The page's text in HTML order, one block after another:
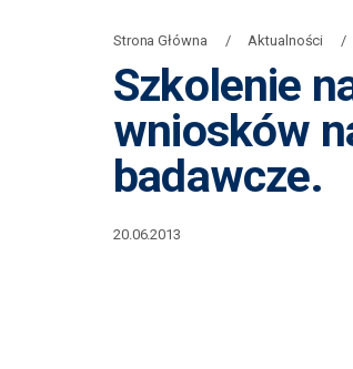
Strona Główna Aktualności
Szkolenie
wniosków
badawcze.
20.06.2013